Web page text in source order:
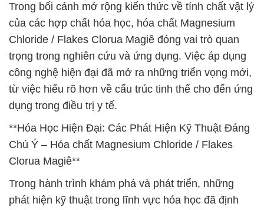
Trong bối cảnh mở rộng kiến thức về tính chất vật lý
của các hợp chất hóa học, hóa chất Magnesium
Chloride / Flakes Clorua Magiê đóng vai trò quan
trọng trong nghiên cứu và ứng dụng. Việc áp dụng
công nghệ hiện đại đã mở ra những triển vọng mới,
từ việc hiểu rõ hơn về cấu trúc tinh thể cho đến ứng
dụng trong điều trị y tế.
**Hóa Học Hiện Đại: Các Phát Hiện Kỹ Thuật Đáng
Chú Ý – Hóa chất Magnesium Chloride / Flakes
Clorua Magiê**
Trong hành trình khám phá và phát triển, những
phát hiện kỹ thuật trong lĩnh vực hóa học đã định